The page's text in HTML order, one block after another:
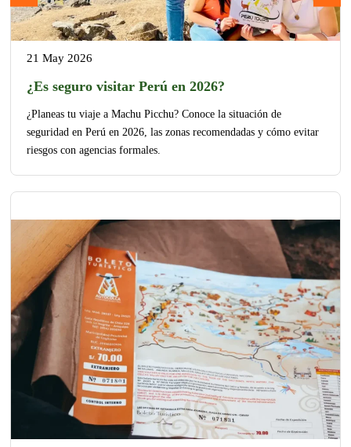
21 May 2026
¿Es seguro visitar Perú en 2026?
¿Planeas tu viaje a Machu Picchu? Conoce la situación de
seguridad en Perú en 2026, las zonas recomendadas y cómo evitar
riesgos con agencias formales.